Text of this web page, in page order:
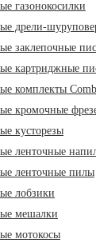
газонокосилки
дрели-
заклепочные
картриджные
комплекты
кромочные
кусторезы
ленточные
ленточные пилы
лобзики
мешалки
мотокосы